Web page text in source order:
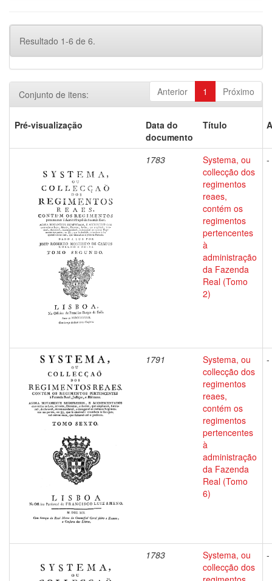
Resultado 1-6 de 6.
Anterior 1 Próximo
Conjunto de itens:
Pré-visualização
Data do
documento
Título
1783
Systema, ou
collecção dos
regimentos
reaes,
contém os
regimentos
pertencentes
à
administração
da Fazenda
Real (Tomo
2)
-
1791
Systema, ou
collecção dos
regimentos
reaes,
contém os
regimentos
pertencentes
à
administração
da Fazenda
Real (Tomo
6)
-
1783
Systema, ou
collecção dos
-